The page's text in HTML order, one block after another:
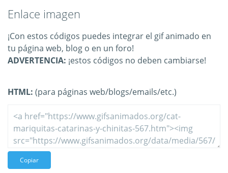
Enlace imagen
¡Con estos códigos puedes integrar el gif animado en
tu página web, blog o en un foro!
ADVERTENCIA: ¡estos códigos no deben cambiarse!
HTML: (para páginas web/blogs/emails/etc.)
Copiar